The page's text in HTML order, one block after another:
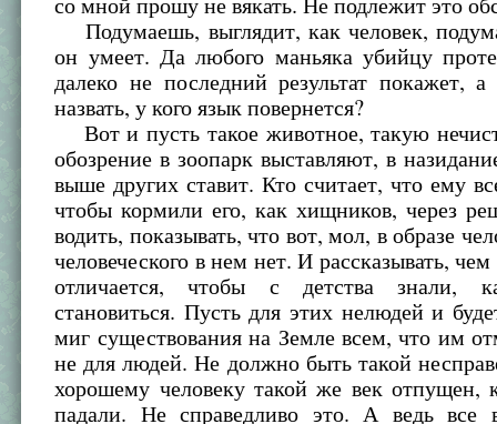
Подумаешь, выглядит, как человек,
он умеет. Да любого маньяка убийцу
далеко не последний результат покажет, а
назвать, у кого язык повернется?
Вот и пусть такое животное, такую
обозрение в зоопарк выставляют, в
выше других ставит. Кто считает, что ему
чтобы кормили его, как хищников, через
водить, показывать, что вот, мол, в образе
человеческого в нем нет. И рассказывать,
отличается, чтобы с детства знали,
становиться. Пусть для этих нелюдей и
миг существования на Земле всем, что им
не для людей. Не должно быть такой
хорошему человеку такой же век отпущен,
падали. Не справедливо это. А ведь все